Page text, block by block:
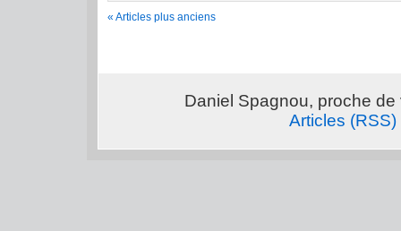
« Articles plus anciens
Daniel Spagnou, proche
Articles (RSS)